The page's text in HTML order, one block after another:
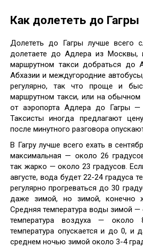
Как долететь до Гагры
Долететь до Гагры лучше всего
долетаете до Адлера из
маршрутном такси добраться до
Абхазии и междугородние
регулярно, так что проще и
маршрутном такси, или на обычном
от аэропорта Адлера до Гагры —
Таксисты иногда предлагают
после минутного разговора
В Гагру лучше всего ехать в
максимальная — около 26
так жарко — около 23 градусов.
августе, вода будет 22-24 градуса
регулярно прогреваться до 30
даже зимой, но зимой, конечно
Средняя температура воды зимой —
температура воздуха — около
температура опускается и до 0, и
среднем ночью зимой около 3-4